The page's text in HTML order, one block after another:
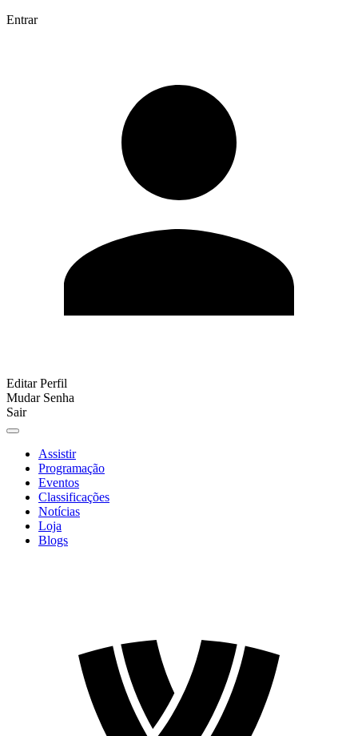
Entrar
Editar Perfil
Mudar Senha
Sair
Assistir
Programação
Eventos
Classificações
Notícias
Loja
Blogs